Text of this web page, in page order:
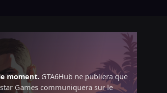
moment. GTA6Hub ne publiera que
Games communiquera sur le